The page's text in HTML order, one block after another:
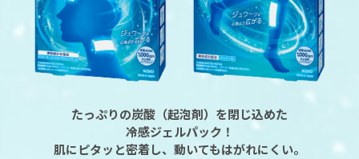
たっぷりの炭酸（起泡剤）を閉じ込めた
冷感ジェルパック！
肌にピタッと密着し、動いてもはがれにくい。